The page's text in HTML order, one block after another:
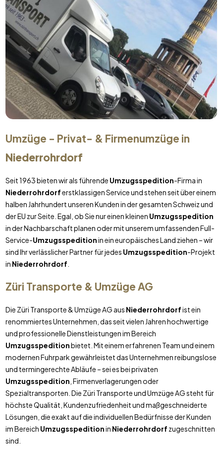
Umzüge - Privat- & Firmenumzüge in
Niederrohrdorf
Seit 1963 bieten wir als führende Umzugsspedition-Firma in
Niederrohrdorferstklassigen Service und stehen seit über einem
halben Jahrhundert unseren Kunden in der gesamten Schweiz und
der EU zur Seite. Egal, ob Sie nur einen kleinen Umzugsspedition
in der Nachbarschaft planen oder mit unserem umfassenden Full-
Service-Umzugsspeditionin ein europäisches Land ziehen – wir
sind Ihr verlässlicher Partner für jedes Umzugsspedition-Projekt
in Niederrohrdorf
Züri Transporte & Umzüge AG
Die Züri Transporte & Umzüge AG aus Niederrohrdorfist ein
renommiertes Unternehmen, das seit vielen Jahren hochwertige
und professionelle Dienstleistungen im Bereich
Umzugsspeditionbietet. Mit einem erfahrenen Team und einem
modernen Fuhrpark gewährleistet das Unternehmen reibungslose
und termingerechte Abläufe – sei es bei privaten
Umzugsspedition , Firmenverlagerungen oder
Spezialtransporten. Die Züri Transporte und Umzüge AG steht für
höchste Qualität, Kundenzufriedenheit und maßgeschneiderte
Lösungen, die exakt auf die individuellen Bedürfnisse der Kunden
im Bereich Umzugsspeditionin Niederrohrdorf zugeschnitten
sind.